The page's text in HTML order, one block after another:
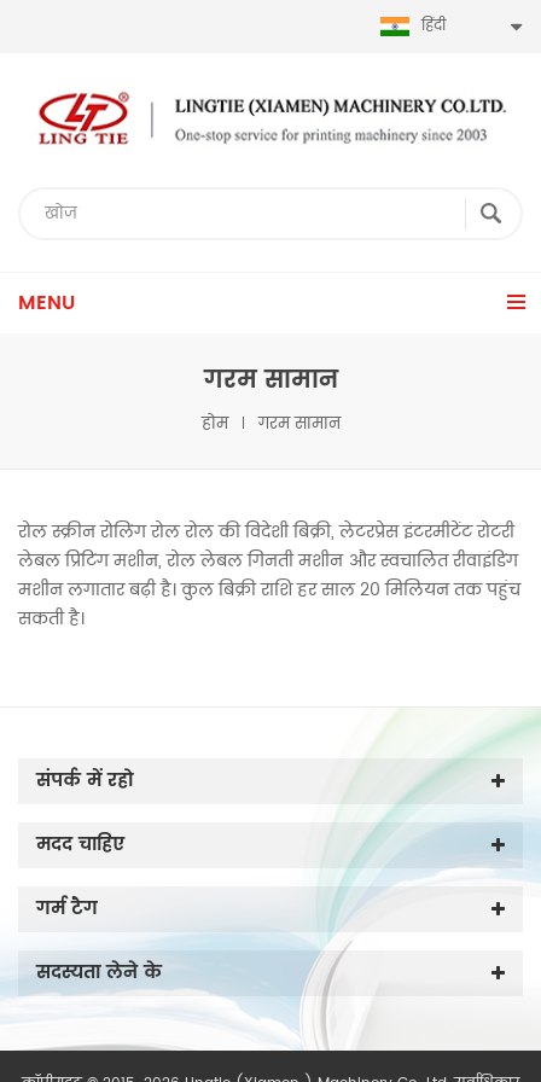
हिंदी
MENU
गरम सामान
होम गरम सामान
रोल स्क्रीन रोलिंग रोल रोल की विदेशी बिक्री, लेटरप्रेस इंटरमीटेंट रोटरी
लेबल प्रिंटिंग मशीन, रोल लेबल गिनती मशीन और स्वचालित रीवाइंडिंग
मशीन लगातार बढ़ी है। कुल बिक्री राशि हर साल 20 मिलियन तक पहुंच
सकती है।
संपर्क में रहो
मदद चाहिए
गर्म टैग
सदस्यता लेने के